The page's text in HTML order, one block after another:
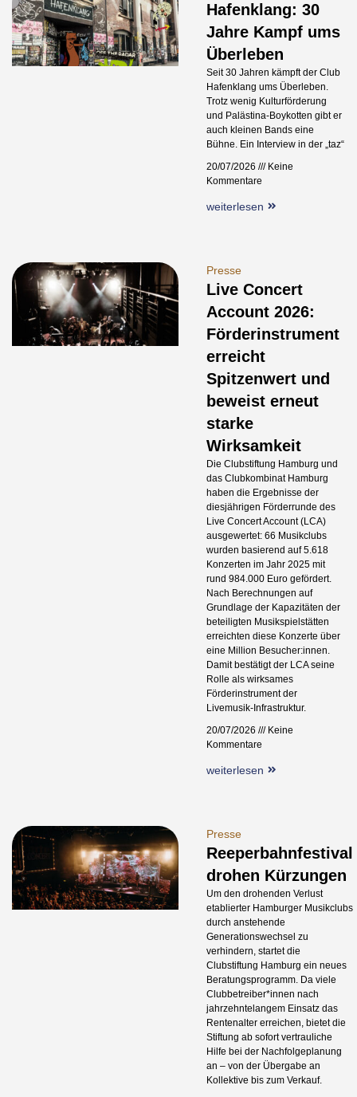
Hafenklang: 30
Jahre Kampf ums
Überleben
Seit 30 Jahren kämpft der Club
Hafenklang ums Überleben.
Trotz wenig Kulturförderung
und Palästina-Boykotten gibt er
auch kleinen Bands eine
Bühne. Ein Interview in der „taz“
20/07/2026
Keine
Kommentare
weiterlesen
Presse
Live Concert
Account 2026:
Förderinstrument
erreicht
Spitzenwert und
beweist erneut
starke
Wirksamkeit
Die Clubstiftung Hamburg und
das Clubkombinat Hamburg
haben die Ergebnisse der
diesjährigen Förderrunde des
Live Concert Account (LCA)
ausgewertet: 66 Musikclubs
wurden basierend auf 5.618
Konzerten im Jahr 2025 mit
rund 984.000 Euro gefördert.
Nach Berechnungen auf
Grundlage der Kapazitäten der
beteiligten Musikspielstätten
erreichten diese Konzerte über
eine Million Besucher:innen.
Damit bestätigt der LCA seine
Rolle als wirksames
Förderinstrument der
Livemusik-Infrastruktur.
20/07/2026
Keine
Kommentare
weiterlesen
Presse
Reeperbahnfestival
drohen Kürzungen
Um den drohenden Verlust
etablierter Hamburger Musikclubs
durch anstehende
Generationswechsel zu
verhindern, startet die
Clubstiftung Hamburg ein neues
Beratungsprogramm. Da viele
Clubbetreiber*innen nach
jahrzehntelangem Einsatz das
Rentenalter erreichen, bietet die
Stiftung ab sofort vertrauliche
Hilfe bei der Nachfolgeplanung
an – von der Übergabe an
Kollektive bis zum Verkauf.